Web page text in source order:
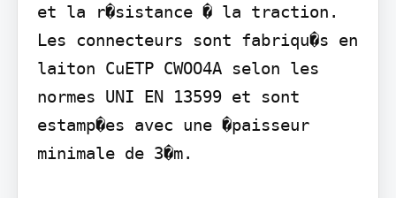
et la r�sistance � la traction.
Les connecteurs sont fabriqu�s en
laiton CuETP CWOO4A selon les
normes UNI EN 13599 et sont
estamp�es avec une �paisseur
minimale de 3�m.